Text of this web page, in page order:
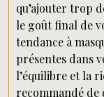
qu’ajouter trop
le goût final de
tendance à
présentes dans
l’équilibre et la
recommandé de